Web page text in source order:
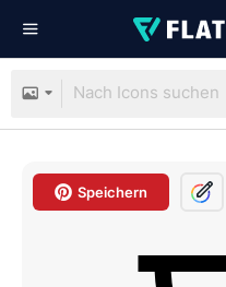
Speichern